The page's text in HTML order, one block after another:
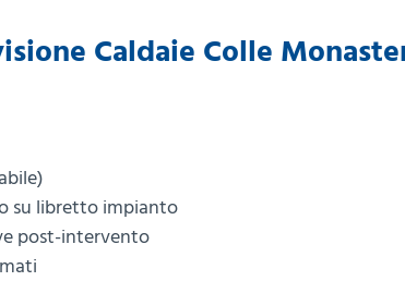
Caldaie Colle
su libretto impianto
post-intervento